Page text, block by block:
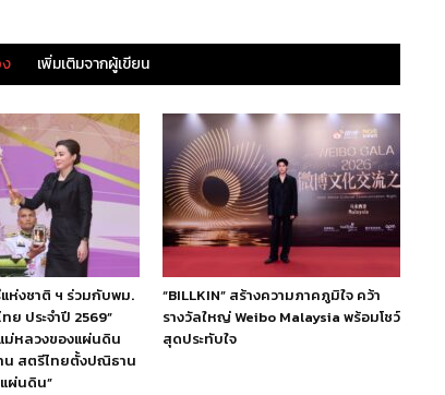
เพิ่มเติมจากผู้เขียน
ห่งชาติ ฯ ร่วมกับพม.
ย ประจำปี 2569”
ม่หลวงของแผ่นดิน
สตรีไทยตั้งปณิธาน
ผ่นดิน”
“BILLKIN” สร้างความภาคภูมิใจ คว้า
รางวัลใหญ่ Weibo Malaysia พร้อมโชว์
สุดประทับใจ